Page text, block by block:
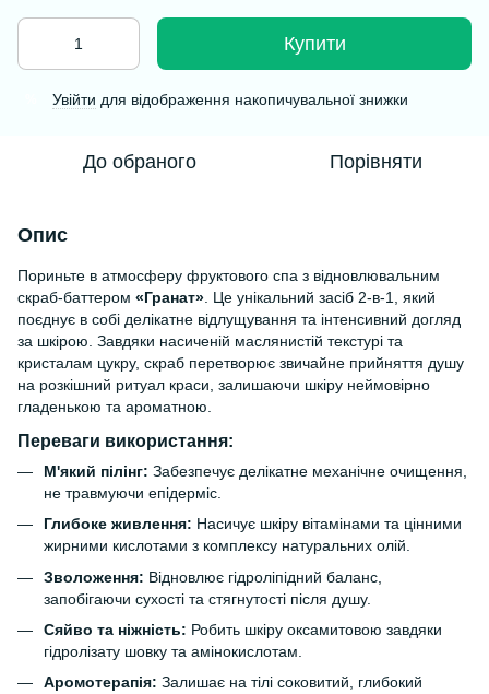
Купити
Увійти для відображення накопичувальної знижки
До обраного Порівняти
Опис
Пориньте в атмосферу фруктового спа з відновлювальним
скраб-баттером «Гранат» . Це унікальний засіб 2-в-1, який
поєднує в собі делікатне відлущування та інтенсивний догляд
за шкірою. Завдяки насиченій маслянистій текстурі та
кристалам цукру, скраб перетворює звичайне прийняття душу
на розкішний ритуал краси, залишаючи шкіру неймовірно
гладенькою та ароматною.
Переваги використання:
М'який пілінг: Забезпечує делікатне механічне очищення,
не травмуючи епідерміс.
Глибоке живлення: Насичує шкіру вітамінами та цінними
жирними кислотами з комплексу натуральних олій.
Зволоження: Відновлює гідроліпідний баланс,
запобігаючи сухості та стягнутості після душу.
Сяйво та ніжність: Робить шкіру оксамитовою завдяки
гідролізату шовку та амінокислотам.
Аромотерапія: Залишає на тілі соковитий, глибокий